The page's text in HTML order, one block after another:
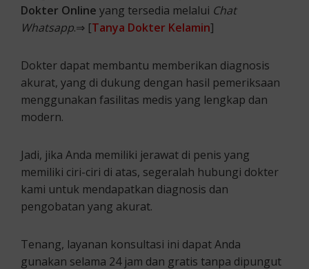
Dokter Online yang tersedia melalui Chat
Whatsapp.⇒ [Tanya Dokter Kelamin]
Dokter dapat membantu memberikan diagnosis
akurat, yang di dukung dengan hasil pemeriksaan
menggunakan fasilitas medis yang lengkap dan
modern.
Jadi, jika Anda memiliki jerawat di penis yang
memiliki ciri-ciri di atas, segeralah hubungi dokter
kami untuk mendapatkan diagnosis dan
pengobatan yang akurat.
Tenang, layanan konsultasi ini dapat Anda
gunakan selama 24 jam dan gratis tanpa dipungut